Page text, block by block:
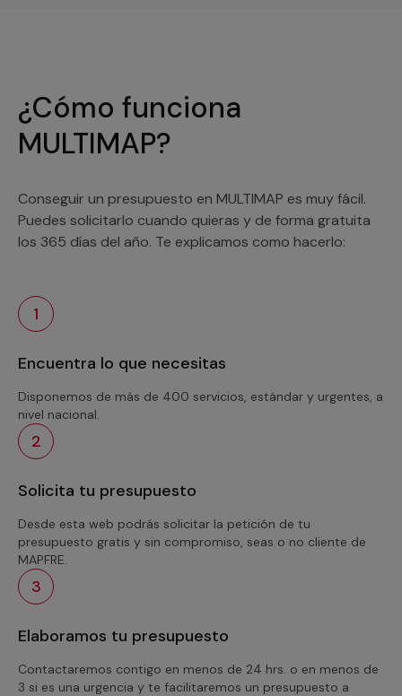
¿Cómo funciona
MULTIMAP?
Conseguir un presupuesto en MULTIMAP es muy fácil.
Puedes solicitarlo cuando quieras y de forma gratuita
los 365 días del año. Te explicamos como hacerlo:
1
Encuentra lo que necesitas
Disponemos de más de 400 servicios, estándar y urgentes, a
nivel nacional.
2
Solicita tu presupuesto
Desde esta web podrás solicitar la petición de tu
presupuesto gratis y sin compromiso, seas o no cliente de
MAPFRE.
3
Elaboramos tu presupuesto
Contactaremos contigo en menos de 24 hrs. o en menos de
3 si es una urgencia y te facilitaremos un presupuesto a